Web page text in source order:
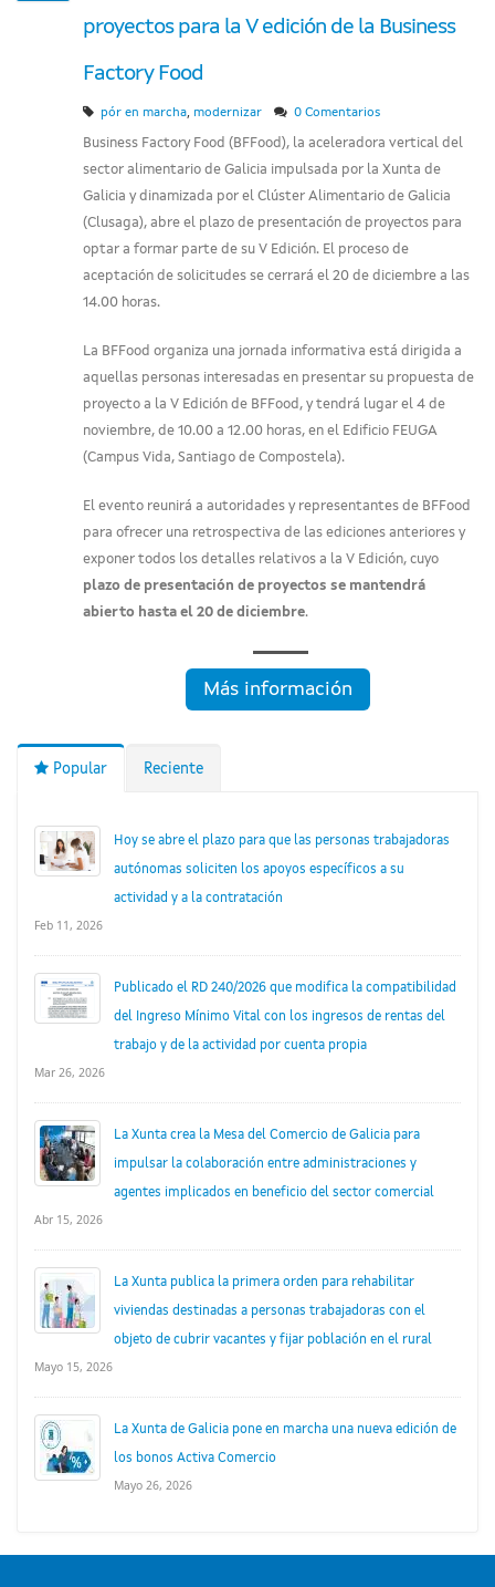
proyectos para la V edición de la Business
Factory Food
pór en marcha, modernizar 0 Comentarios
Business Factory Food (BFFood), la aceleradora vertical del
sector alimentario de Galicia impulsada por la Xunta de
Galicia y dinamizada por el Clúster Alimentario de Galicia
(Clusaga), abre el plazo de presentación de proyectos para
optar a formar parte de su V Edición. El proceso de
aceptación de solicitudes se cerrará el 20 de diciembre a las
14.00 horas.
La BFFood organiza una jornada informativa está dirigida a
aquellas personas interesadas en presentar su propuesta de
proyecto a la V Edición de BFFood, y tendrá lugar el 4 de
noviembre, de 10.00 a 12.00 horas, en el Edificio FEUGA
(Campus Vida, Santiago de Compostela).
El evento reunirá a autoridades y representantes de BFFood
para ofrecer una retrospectiva de las ediciones anteriores y
exponer todos los detalles relativos a la V Edición, cuyo
plazo de presentación de proyectos se mantendrá
abierto hasta el 20 de diciembre.
Más información
Popular Reciente
Hoy se abre el plazo para que las personas trabajadoras
autónomas soliciten los apoyos específicos a su
actividad y a la contratación
Feb 11, 2026
Publicado el RD 240/2026 que modifica la compatibilidad
del Ingreso Mínimo Vital con los ingresos de rentas del
trabajo y de la actividad por cuenta propia
Mar 26, 2026
La Xunta crea la Mesa del Comercio de Galicia para
impulsar la colaboración entre administraciones y
agentes implicados en beneficio del sector comercial
Abr 15, 2026
La Xunta publica la primera orden para rehabilitar
viviendas destinadas a personas trabajadoras con el
objeto de cubrir vacantes y fijar población en el rural
Mayo 15, 2026
La Xunta de Galicia pone en marcha una nueva edición de
los bonos Activa Comercio
Mayo 26, 2026